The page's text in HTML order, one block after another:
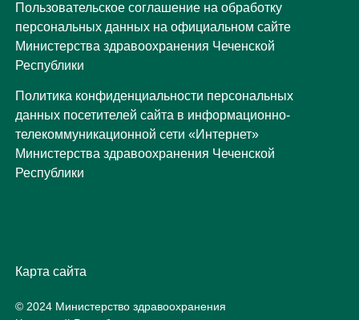
Пользовательское соглашение на обработку
персональных данных на официальном сайте
Министерства здравоохранения Чеченской
Республики
Карта сайта
Политика конфиденциальности персональных
данных посетителей сайта в информационно-
телекоммуникационной сети «Интернет»
Министерства здравоохранения Чеченской
Республики
© 2024 Министерство здравоохранения